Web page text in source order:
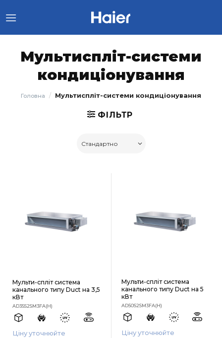
to
Мультиспліт-системи
кондиціонування
Головна / Мультиспліт-системи кондиціонування
ФІЛЬТР
Мульти-спліт система
канального типу Duct на 3,5
кВт
AD35S2SM3FA(H)
Ціну уточнюйте
Мульти-спліт система
канального типу Duct на 5
кВт
AD50S2SM3FA(H)
Ціну уточнюйте